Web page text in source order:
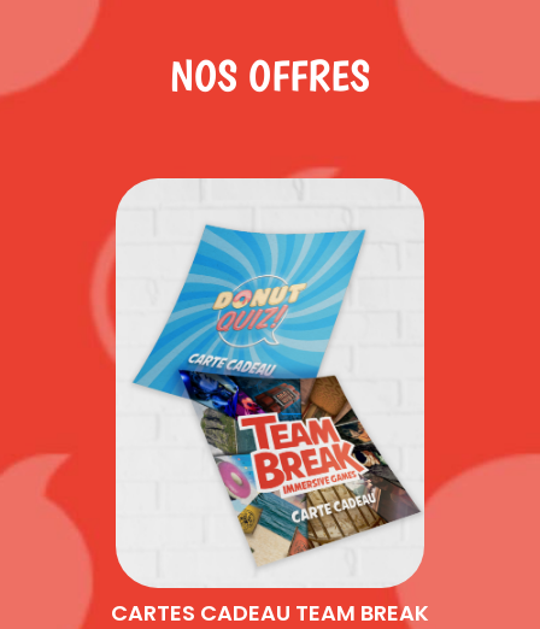
NOS OFFRES
CARTES CADEAU TEAM BREAK